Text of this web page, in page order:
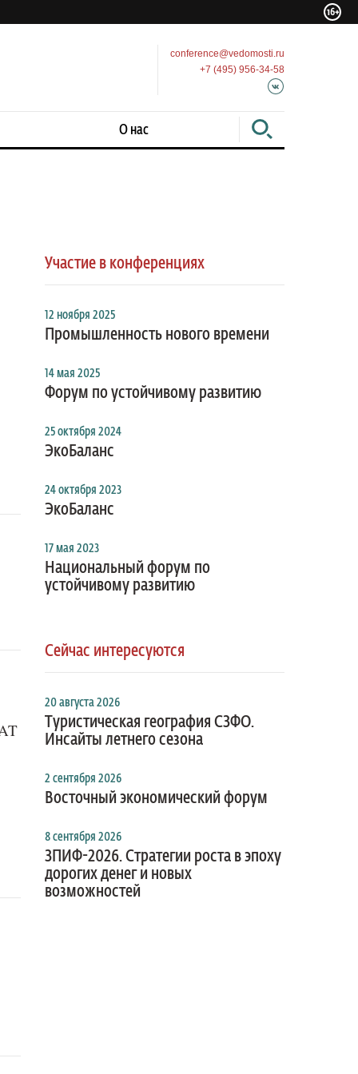
conference@vedomosti.ru
+7 (495) 956-34-58
О нас
Участие в конференциях
12 ноября 2025
Промышленность нового времени
14 мая 2025
Форум по устойчивому развитию
25 октября 2024
ЭкоБаланс
24 октября 2023
ЭкоБаланс
17 мая 2023
Национальный форум по
устойчивому развитию
Сейчас интересуются
20 августа 2026
Туристическая география СЗФО.
Инсайты летнего сезона
2 сентября 2026
Восточный экономический форум
8 сентября 2026
ЗПИФ-2026. Стратегии роста в эпоху
дорогих денег и новых
возможностей